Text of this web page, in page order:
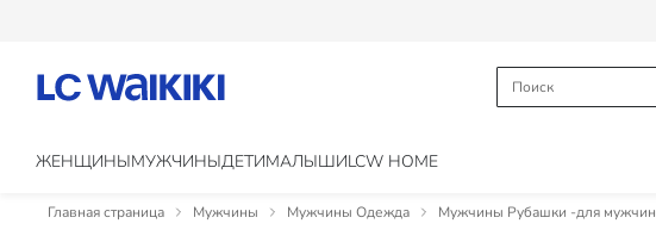
ЖЕНЩИНЫМУЖЧИНЫДЕТИМАЛЫШИLCW HOME
Главная страница Мужчины Мужчины Одежда Мужчины Рубашки -для мужчин